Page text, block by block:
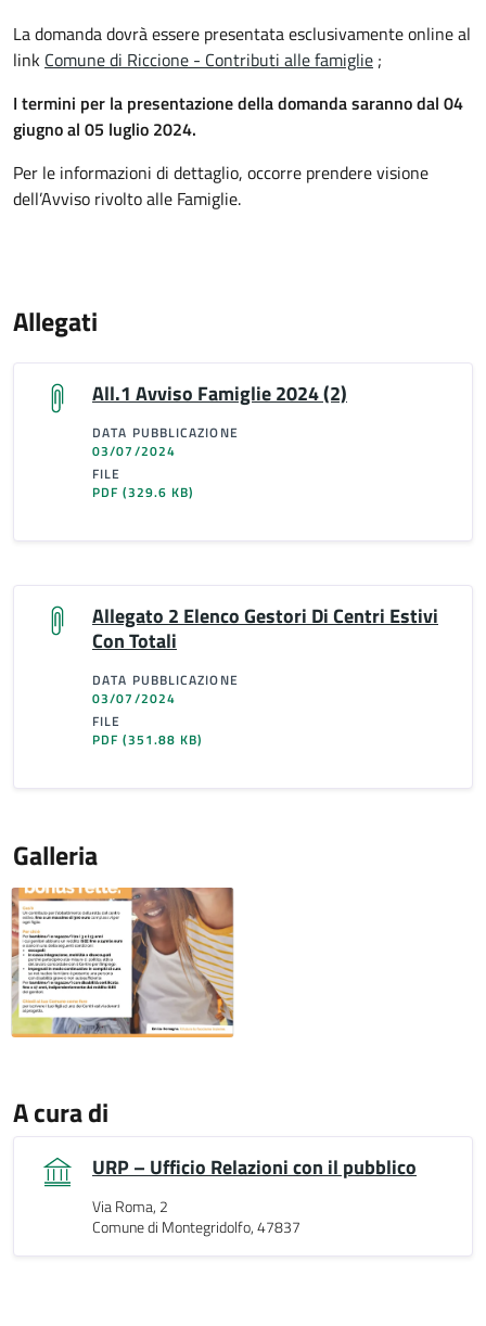
La domanda dovrà essere presentata esclusivamente online al
link Comune di Riccione - Contributi alle famiglie ;
I termini per la presentazione della domanda saranno dal 04
giugno al 05 luglio 2024.
Per le informazioni di dettaglio, occorre prendere visione
dell’Avviso rivolto alle Famiglie.
Allegati
All.1 Avviso Famiglie 2024 (2)
DATA PUBBLICAZIONE
03/07/2024
FILE
PDF(329.6 KB)
Allegato 2 Elenco Gestori Di Centri Estivi
Con Totali
DATA PUBBLICAZIONE
03/07/2024
FILE
PDF(351.88 KB)
Galleria
A cura di
URP – Ufficio Relazioni con il pubblico
Via Roma, 2
Comune di Montegridolfo, 47837